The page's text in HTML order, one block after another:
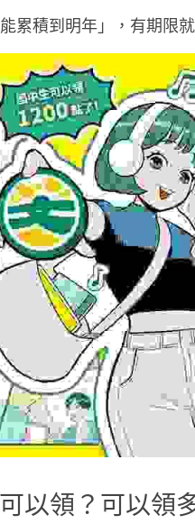
累積到明年」，有期限
以領？可以領